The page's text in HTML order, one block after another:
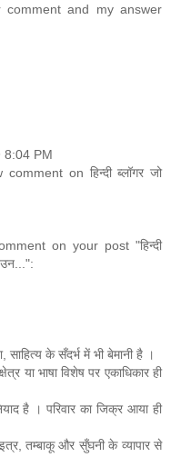
and my answer
8:04 PM
comment on हिन्दी ब्लॉगर जो
on your post "हिन्दी
उन...":
के सँदर्भ में भी बेमानी है ।
या भाषा विशेष पर एकाधिकार ही
है । परिवार का जिक्र आया ही
तम्बाकू और सुँघनी के व्यापार से